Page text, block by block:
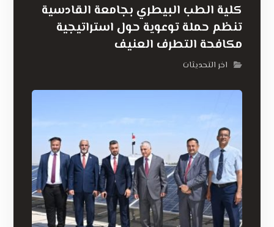
كلية الطب البيطري بجامعة القادسية
تنظم حملة توعوية حول استراتيجية
مكافحة التطرف العنيف
اخر التحديثات